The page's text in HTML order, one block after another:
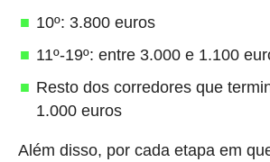
10º: 3.800 euros
11º-19º: entre 3.000 e 1.100
Resto dos corredores que
1.000 euros
Além disso, por cada etapa em